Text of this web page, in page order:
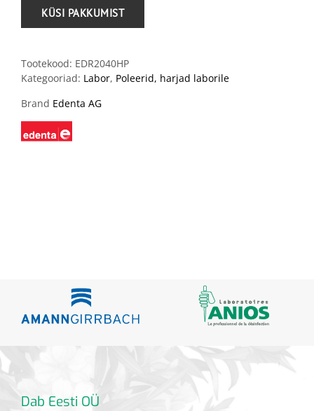
Tootekood: EDR2040HP
Kategooriad: Labor, Poleerid, harjad laborile
Brand Edenta AG
Dab Eesti OÜ